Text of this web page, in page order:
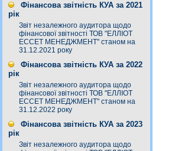
Фінансова звітність КУА за 2021
рік
Звіт незалежного аудитора щодо
фінансової звітності ТОВ "ЕЛЛІОТ
ЕССЕТ МЕНЕДЖМЕНТ" станом на
31.12.2021 року
Фінансова звітність КУА за 2022
рік
Звіт незалежного аудитора щодо
фінансової звітності ТОВ "ЕЛЛІОТ
ЕССЕТ МЕНЕДЖМЕНТ" станом на
31.12.2022 року
Фінансова звітність КУА за 2023
рік
Звіт незалежного аудитора щодо